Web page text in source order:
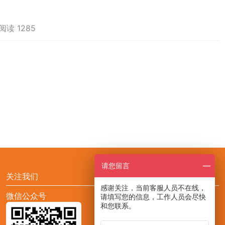
读 1285
关注我们
微信公众号
添加CCF展会助手小F
请您留言
感谢关注，当前客服人员不在线，
请填写您的信息，工作人员会尽快
和您联系。